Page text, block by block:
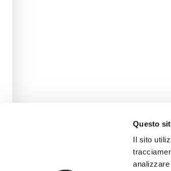
Questo
Il sito